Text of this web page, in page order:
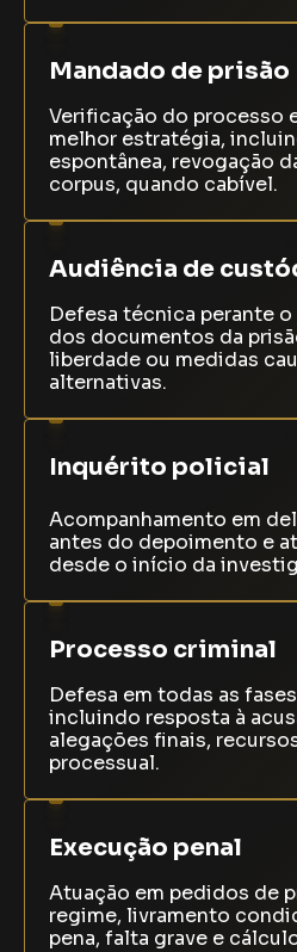
Mandado de prisão
Verificação do processo
melhor estratégia,
espontânea, revogação
corpus, quando cabível.
Audiência de
Defesa técnica perante
dos documentos da
liberdade ou medidas
alternativas.
Inquérito policial
Acompanhamento em
antes do depoimento e
desde o início da
Processo criminal
Defesa em todas as
incluindo resposta à
alegações finais,
processual.
Execução penal
Atuação em pedidos de
regime, livramento
pena, falta grave e